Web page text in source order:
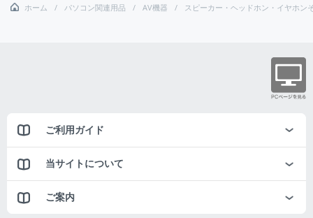
ホーム パソコン関連用品 AV機器 スピーカー・ヘッドホン・イヤホン
ご利用ガイド
当サイトについて
ご案内